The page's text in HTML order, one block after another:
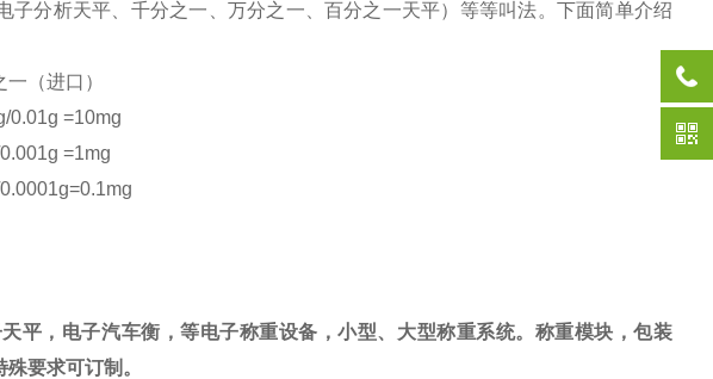
子分析天平、千分之一、万分之一、百分之一天平）等等叫法。下面简单介绍
（进口）
0.01g =10mg
=1mg
平，电子汽车衡，等电子称重设备，小型、大型称重系统。称重模块，包装
要求可订制。